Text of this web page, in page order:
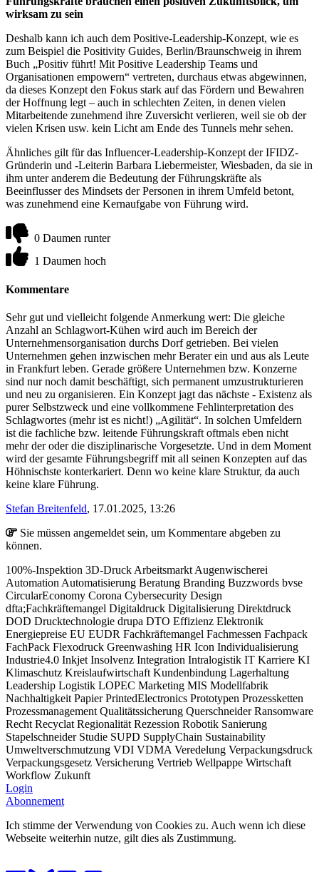
wirksam zu sein
Deshalb kann ich auch dem Positive-Leadership-Konzept, wie es
zum Beispiel die Positivity Guides, Berlin/Braunschweig in ihrem
Buch „Positiv führt! Mit Positive Leadership Teams und
Organisationen empowern“ vertreten, durchaus etwas abgewinnen,
da dieses Konzept den Fokus stark auf das Fördern und Bewahren
der Hoffnung legt – auch in schlechten Zeiten, in denen vielen
Mitarbeitende zunehmend ihre Zuversicht verlieren, weil sie ob der
vielen Krisen usw. kein Licht am Ende des Tunnels mehr sehen.
Ähnliches gilt für das Influencer-Leadership-Konzept der IFIDZ-
Gründerin und -Leiterin Barbara Liebermeister, Wiesbaden, da sie in
ihm unter anderem die Bedeutung der Führungskräfte als
Beeinflusser des Mindsets der Personen in ihrem Umfeld betont,
was zunehmend eine Kernaufgabe von Führung wird.
0 Daumen runter
1 Daumen hoch
Kommentare
Sehr gut und vielleicht folgende Anmerkung wert: Die gleiche
Anzahl an Schlagwort-Kühen wird auch im Bereich der
Unternehmensorganisation durchs Dorf getrieben. Bei vielen
Unternehmen gehen inzwischen mehr Berater ein und aus als Leute
in Frankfurt leben. Gerade größere Unternehmen bzw. Konzerne
sind nur noch damit beschäftigt, sich permanent umzustrukturieren
und neu zu organisieren. Ein Konzept jagt das nächste - Existenz als
purer Selbstzweck und eine vollkommene Fehlinterpretation des
Schlagwortes (mehr ist es nicht!) „Agilität“. In solchen Umfeldern
ist die fachliche bzw. leitende Führungskraft oftmals eben nicht
mehr der oder die disziplinarische Vorgesetzte. Und in dem Moment
wird der gesamte Führungsbegriff mit all seinen Konzepten auf das
Höhnischste konterkariert. Denn wo keine klare Struktur, da auch
keine klare Führung.
Stefan Breitenfeld, 17.01.2025, 13:26
Sie müssen angemeldet sein, um Kommentare abgeben zu
können.
100%-Inspektion 3D-Druck Arbeitsmarkt Augenwischerei
Automation Automatisierung Beratung Branding Buzzwords bvse
CircularEconomy Corona Cybersecurity Design
dfta;Fachkräftemangel Digitaldruck Digitalisierung Direktdruck
DOD Drucktechnologie drupa DTO Effizienz Elektronik
Energiepreise EU EUDR Fachkräftemangel Fachmessen Fachpack
FachPack Flexodruck Greenwashing HR Icon Individualisierung
Industrie4.0 Inkjet Insolvenz Integration Intralogistik IT Karriere KI
Klimaschutz Kreislaufwirtschaft Kundenbindung Lagerhaltung
Leadership Logistik LOPEC Marketing MIS Modellfabrik
Nachhaltigkeit Papier PrintedElectronics Prototypen Prozessketten
Prozessmanagement Qualitätssicherung Querschneider Ransomware
Recht Recyclat Regionalität Rezession Robotik Sanierung
Stapelschneider Studie SUPD SupplyChain Sustainability
Umweltverschmutzung VDI VDMA Veredelung Verpackungsdruck
Verpackungsgesetz Versicherung Vertrieb Wellpappe Wirtschaft
Workflow Zukunft
Login
Abonnement
Ich stimme der Verwendung von Cookies zu. Auch wenn ich diese
Webseite weiterhin nutze, gilt dies als Zustimmung.